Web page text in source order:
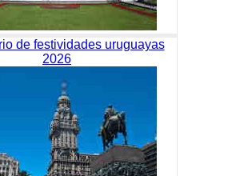
de festividades uruguayas
2026